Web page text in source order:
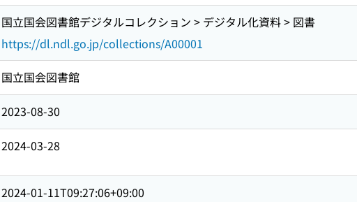
国立国会図書館デジタルコレクション > デジタル化資料 > 図書
https://dl.ndl.go.jp/collections/A00001
国立国会図書館
2023-08-30
2024-03-28
2024-01-11T09:27:06+09:00